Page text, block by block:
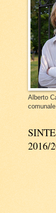
Alberto
2016/